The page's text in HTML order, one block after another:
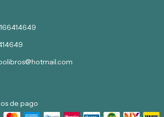
de pago